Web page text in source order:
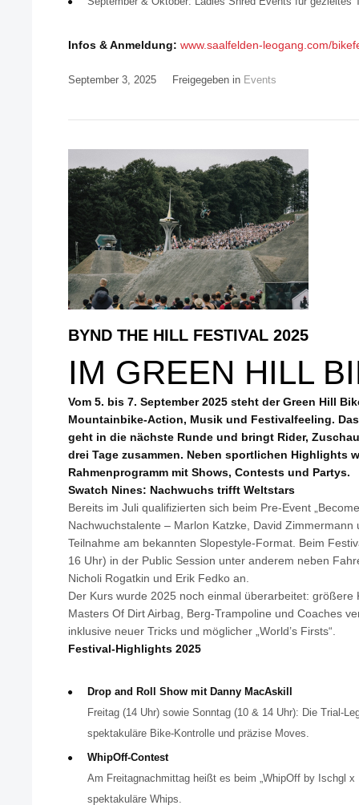
Infos & Anmeldung: www.saalfelden-leogang.com/
September 3, 2025 Freigegeben in Events
BYND THE HILL FESTIVAL 2025
IM GREEN HILL
Vom 5. bis 7. September 2025 steht der Green Hill
Mountainbike-Action, Musik und Festivalfeeling.
geht in die nächste Runde und bringt Rider,
drei Tage zusammen. Neben sportlichen Highlights
Rahmenprogramm mit Shows, Contests und Partys.
Swatch Nines: Nachwuchs trifft Weltstars
Bereits im Juli qualifizierten sich beim Pre-Event
Nachwuchstalente – Marlon Katzke, David
Teilnahme am bekannten Slopestyle-Format. Beim
16 Uhr) in der Public Session unter anderem neben
Nicholi Rogatkin und Erik Fedko an.
Der Kurs wurde 2025 noch einmal überarbeitet: größere
Masters Of Dirt Airbag, Berg-Trampoline und Coaches
inklusive neuer Tricks und möglicher „World’s Firsts“.
Festival-Highlights 2025
Drop and Roll Show mit Danny MacAskill
Freitag (14 Uhr) sowie Sonntag (10 & 14 Uhr): Die Trial-
spektakuläre Bike-Kontrolle und präzise Moves.
WhipOff-Contest
Am Freitagnachmittag heißt es beim „WhipOff by Ischgl x
spektakuläre Whips.